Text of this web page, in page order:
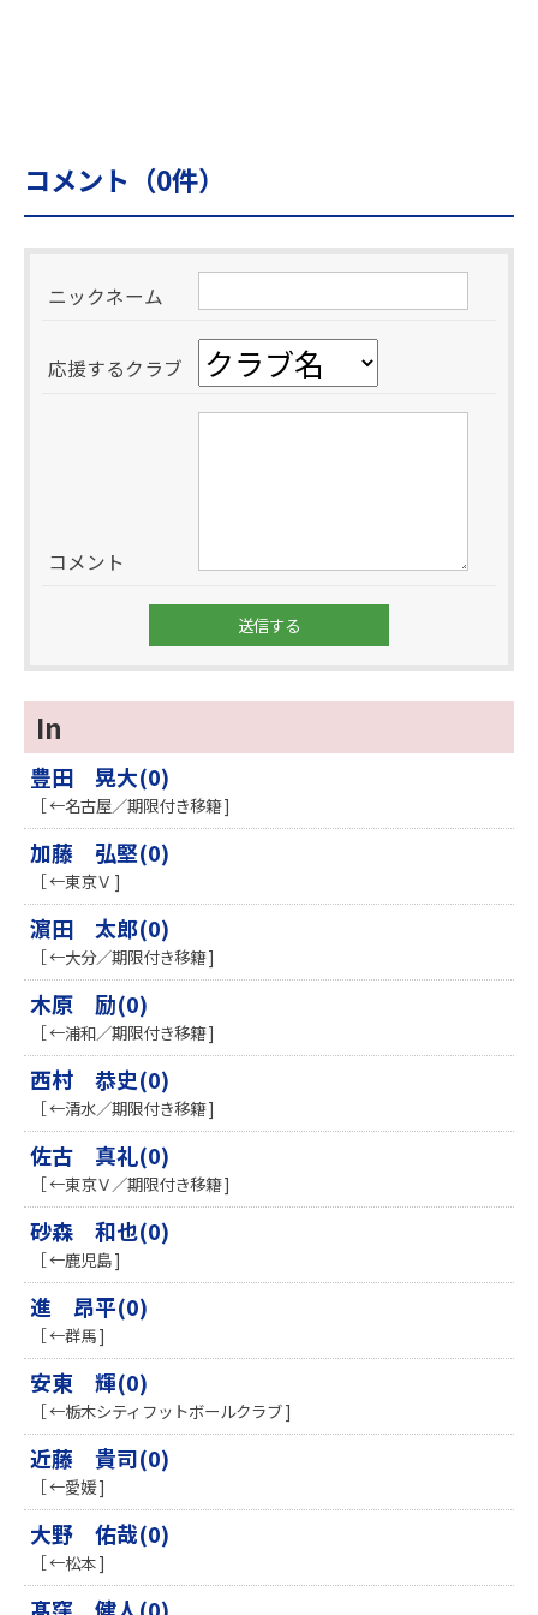
コメント（0件）
ニックネーム
応援するクラブ
コメント
In
豊田 晃大(0)
［ ←名古屋／期限付き移籍 ]
加藤 弘堅(0)
［ ←東京Ｖ ]
濵田 太郎(0)
［ ←大分／期限付き移籍 ]
木原 励(0)
［ ←浦和／期限付き移籍 ]
西村 恭史(0)
［ ←清水／期限付き移籍 ]
佐古 真礼(0)
［ ←東京Ｖ／期限付き移籍 ]
砂森 和也(0)
［ ←鹿児島 ]
進 昂平(0)
［ ←群馬 ]
安東 輝(0)
［ ←栃木シティフットボールクラブ ]
近藤 貴司(0)
［ ←愛媛 ]
大野 佑哉(0)
［ ←松本 ]